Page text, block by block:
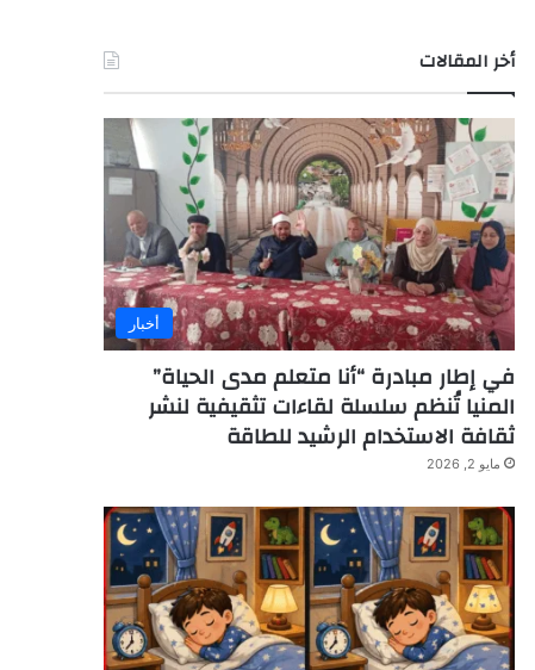
أخر المقالات
أخبار
في إطار مبادرة “أنا متعلم مدى الحياة”
المنيا تُنظم سلسلة لقاءات تثقيفية لنشر
ثقافة الاستخدام الرشيد للطاقة
مايو 2, 2026